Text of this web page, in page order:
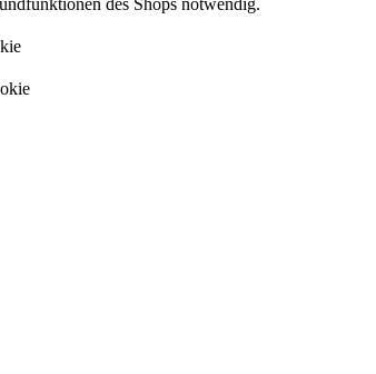
des Shops notwendig.